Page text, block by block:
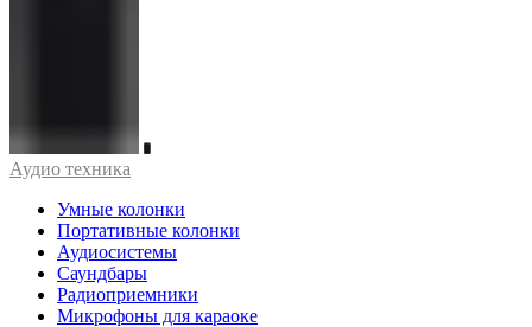
Аудио техника
Умные колонки
Портативные колонки
Аудиосистемы
Саундбары
Радиоприемники
Микрофоны для караоке